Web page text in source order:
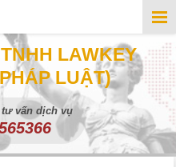
LAWKEY
LUẬT)
vấn dịch vụ